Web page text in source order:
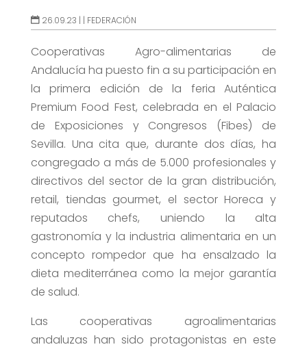
26.09.23 | | FEDERACIÓN
Cooperativas Agro-alimentarias de
Andalucía ha puesto fin a su participación en
la primera edición de la feria Auténtica
Premium Food Fest, celebrada en el Palacio
de Exposiciones y Congresos (Fibes) de
Sevilla. Una cita que, durante dos días, ha
congregado a más de 5.000 profesionales y
directivos del sector de la gran distribución,
retail, tiendas gourmet, el sector Horeca y
reputados chefs, uniendo la alta
gastronomía y la industria alimentaria en un
concepto rompedor que ha ensalzado la
dieta mediterránea como la mejor garantía
de salud.
Las cooperativas agroalimentarias
andaluzas han sido protagonistas en este